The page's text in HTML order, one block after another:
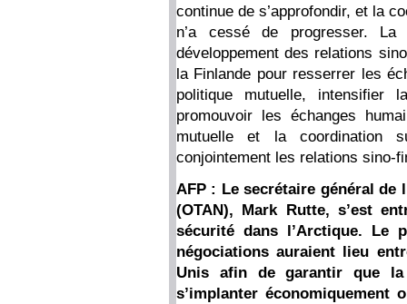
continue de s’approfondir, et la
n’a cessé de progresser.
développement des relations
la Finlande pour resserrer les
politique mutuelle, intensifier
promouvoir les échanges
mutuelle et la coordination
conjointement les relations sino-
AFP : Le secrétaire général de
(OTAN), Mark Rutte, s’est
sécurité dans l’Arctique. Le
négociations auraient lieu
Unis afin de garantir que
s’implanter